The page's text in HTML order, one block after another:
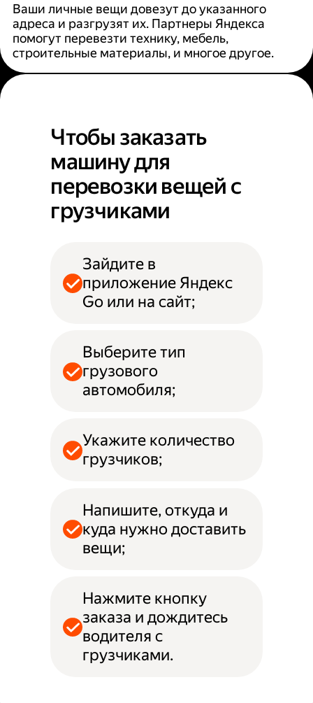
Ваши личные вещи довезут до указанного
адреса и разгрузят их. Партнеры Яндекса
помогут перевезти технику, мебель,
строительные материалы, и многое другое.
Чтобы заказать
машину для
перевозки вещей с
грузчиками
Зайдите в
приложение Яндекс
Go или на сайт;
Выберите тип
грузового
автомобиля;
Укажите количество
грузчиков;
Напишите, откуда и
куда нужно доставить
вещи;
Нажмите кнопку
заказа и дождитесь
водителя с
грузчиками.